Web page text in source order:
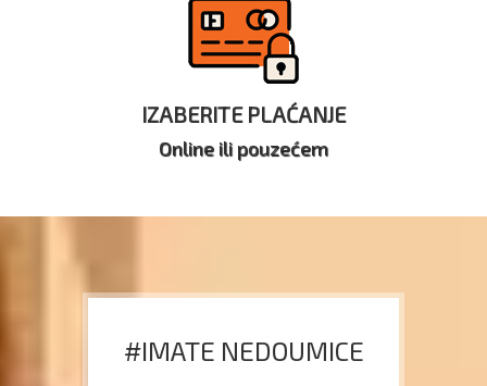
IZABERITE PLAĆANJE
Online ili pouzećem
#IMATE NEDOUMICE